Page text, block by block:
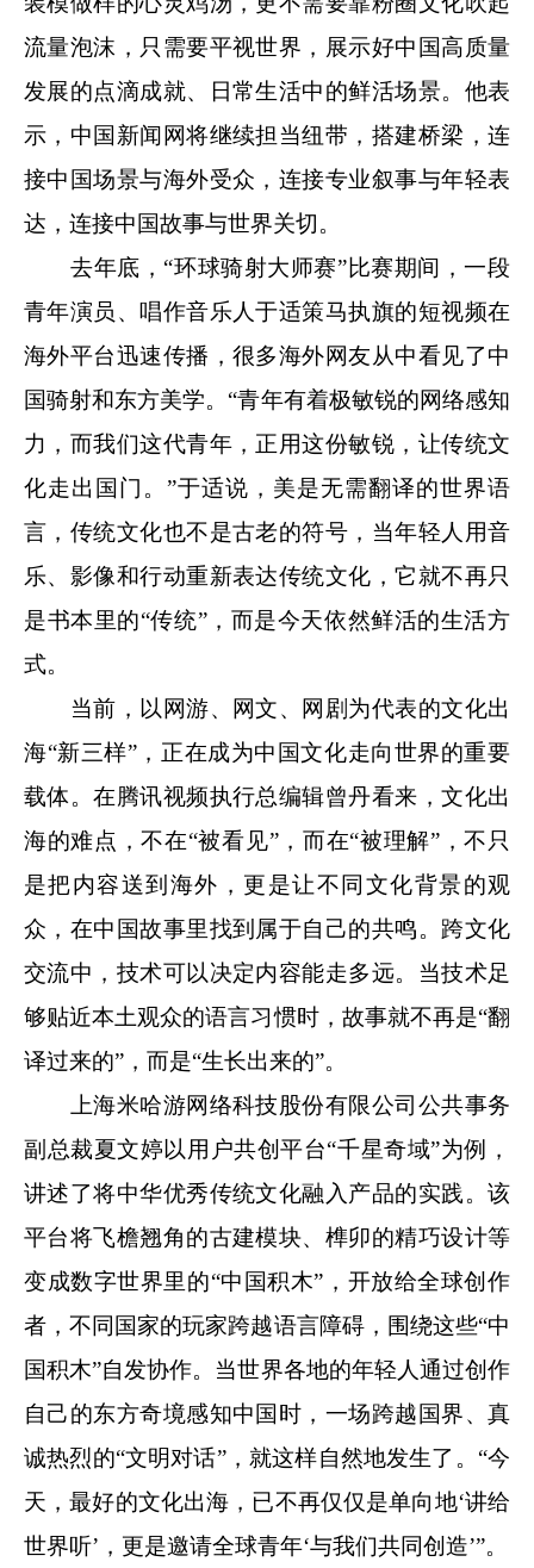
流量泡沫，只需要平视世界，展示好中国高质量
发展的点滴成就、日常生活中的鲜活场景。他表
示，中国新闻网将继续担当纽带，搭建桥梁，连
接中国场景与海外受众，连接专业叙事与年轻表
达，连接中国故事与世界关切。
去年底，“环球骑射大师赛”比赛期间，一段
青年演员、唱作音乐人于适策马执旗的短视频在
海外平台迅速传播，很多海外网友从中看见了中
国骑射和东方美学。“青年有着极敏锐的网络感知
力，而我们这代青年，正用这份敏锐，让传统文
化走出国门。”于适说，美是无需翻译的世界语
言，传统文化也不是古老的符号，当年轻人用音
乐、影像和行动重新表达传统文化，它就不再只
是书本里的“传统”，而是今天依然鲜活的生活方
式。
当前，以网游、网文、网剧为代表的文化出
海“新三样”，正在成为中国文化走向世界的重要
载体。在腾讯视频执行总编辑曾丹看来，文化出
海的难点，不在“被看见”，而在“被理解”，不只
是把内容送到海外，更是让不同文化背景的观
众，在中国故事里找到属于自己的共鸣。跨文化
交流中，技术可以决定内容能走多远。当技术足
够贴近本土观众的语言习惯时，故事就不再是“翻
译过来的”，而是“生长出来的”。
上海米哈游网络科技股份有限公司公共事务
副总裁夏文婷以用户共创平台“千星奇域”为例，
讲述了将中华优秀传统文化融入产品的实践。该
平台将飞檐翘角的古建模块、榫卯的精巧设计等
变成数字世界里的“中国积木”，开放给全球创作
者，不同国家的玩家跨越语言障碍，围绕这些“中
国积木”自发协作。当世界各地的年轻人通过创作
自己的东方奇境感知中国时，一场跨越国界、真
诚热烈的“文明对话”，就这样自然地发生了。“今
天，最好的文化出海，已不再仅仅是单向地‘讲给
世界听’，更是邀请全球青年‘与我们共同创造’”。